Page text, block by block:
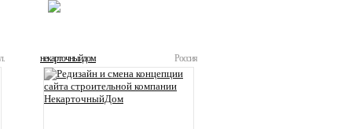
некарточныйдом Россия